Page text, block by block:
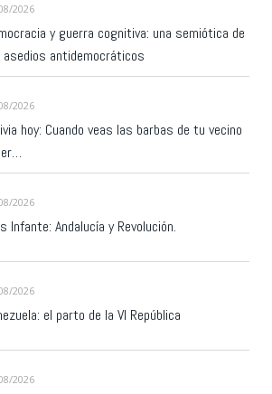
2026
y guerra cognitiva: una semiótica de
asedios antidemocráticos
2026
hoy: Cuando veas las barbas de tu vecino
2026
Infante: Andalucía y Revolución.
2026
el parto de la VI República
2026